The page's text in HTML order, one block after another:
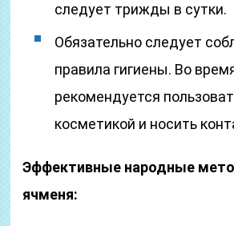
следует трижды в сутки.
Обязательно следует
правила гигиены. Во
рекомендуется
косметикой и носить
Эффективные народные
ячменя: